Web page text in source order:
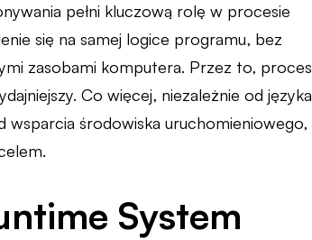
pełni kluczową rolę w procesie
się na samej logice programu, bez
zasobami komputera. Przez to, proces
Co więcej, niezależnie od języka
środowiska uruchomieniowego,
System